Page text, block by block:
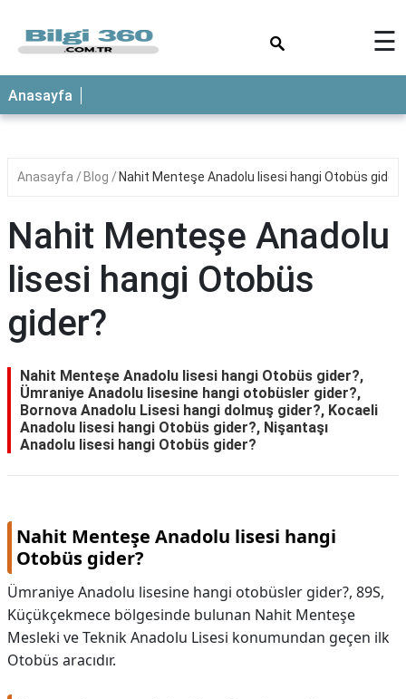
ANASAYFA
☰
Anasayfa
Anasayfa Blog Nahit Menteşe Anadolu lisesi hangi Otobüs gider?
Nahit Menteşe Anadolu
lisesi hangi Otobüs
gider?
Nahit Menteşe Anadolu lisesi hangi Otobüs gider?,
Ümraniye Anadolu lisesine hangi otobüsler gider?,
Bornova Anadolu Lisesi hangi dolmuş gider?, Kocaeli
Anadolu lisesi hangi Otobüs gider?, Nişantaşı
Anadolu lisesi hangi Otobüs gider?
Nahit Menteşe Anadolu lisesi hangi
Otobüs gider?
Ümraniye Anadolu lisesine hangi otobüsler gider?, 89S,
Küçükçekmece bölgesinde bulunan Nahit Menteşe
Mesleki ve Teknik Anadolu Lisesi konumundan geçen ilk
Otobüs aracıdır.